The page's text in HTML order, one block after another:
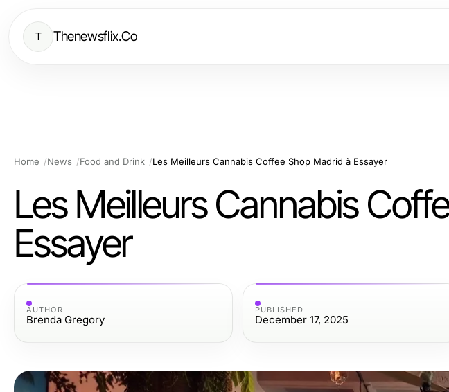
T Thenewsflix.Co
Home News Food and Drink Les Meilleurs Cannabis Coffee Shop Madrid à Essayer
Les Meilleurs Cannabis
Essayer
AUTHOR
Brenda Gregory
PUBLISHED
December 17, 2025